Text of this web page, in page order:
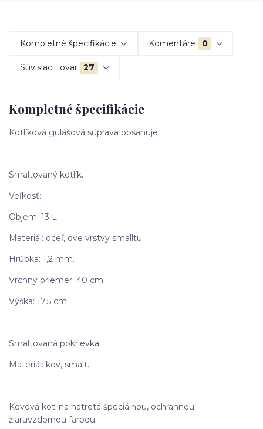
Kompletné špecifikácie Komentáre 0
Súvisiaci tovar 27
Kompletné špecifikácie
Kotlíková gulášová súprava obsahuje:
Smaltovaný kotlík.
Veľkosť:
Objem: 13 L.
Materiál: oceľ, dve vrstvy smalltu.
Hrúbka: 1,2 mm.
Vrchný priemer: 40 cm.
Výška: 17,5 cm.
Smaltovaná pokrievka
Materiál: kov, smalt.
Kovová kotlina natretá špeciálnou, ochrannou
žiaruvzdornou farbou.